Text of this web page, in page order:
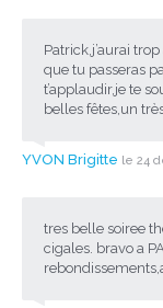
Patrick,j’aurai
que tu passeras
t’applaudir,je te
belles fêtes,un
YVON Brigitte le 24
tres belle soiree
cigales. bravo a